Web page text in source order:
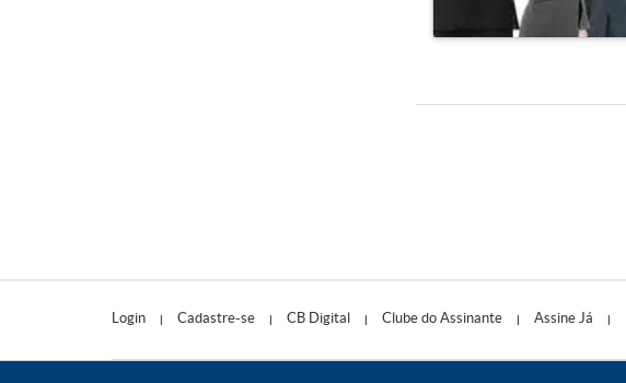
Login | Cadastre-se | CB Digital | Clube do Assinante | Assine Já |